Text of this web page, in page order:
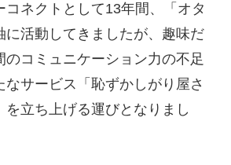
ネクトとして13年間、「オタ
に活動してきましたが、趣味だ
のコミュニケーション力の不足
なサービス「恥ずかしがり屋さ
を立ち上げる運びとなりまし